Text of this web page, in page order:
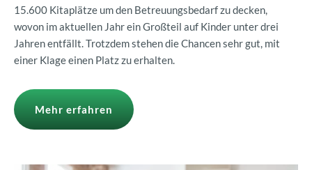
15.600 Kitaplätze um den Betreuungsbedarf zu decken,
wovon im aktuellen Jahr ein Großteil auf Kinder unter drei
Jahren entfällt. Trotzdem stehen die Chancen sehr gut, mit
einer Klage einen Platz zu erhalten.
Mehr erfahren